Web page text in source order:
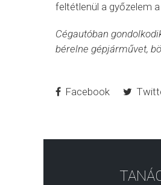
feltétlenül a győzelem
Cégautóban
bérelne gépjárművet,
Facebook